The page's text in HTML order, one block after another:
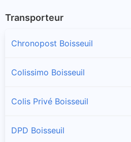
Transporteur
Chronopost Boisseuil
Colissimo Boisseuil
Colis Privé Boisseuil
DPD Boisseuil